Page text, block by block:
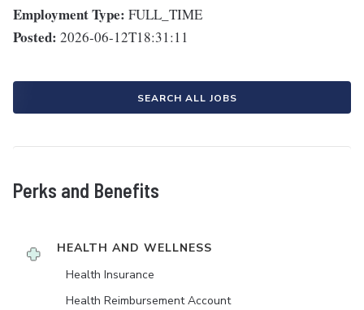
Employment Type: FULL_TIME
Posted: 2026-06-12T18:31:11
SEARCH ALL JOBS
Perks and Benefits
HEALTH AND WELLNESS
Health Insurance
Health Reimbursement Account